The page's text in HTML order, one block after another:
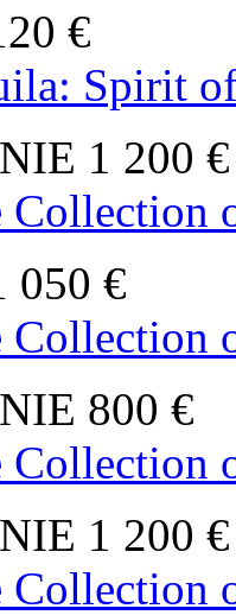
€
Spirit
1 200 €
Collection
050 €
Collection
800 €
Collection
1 200 €
Collection